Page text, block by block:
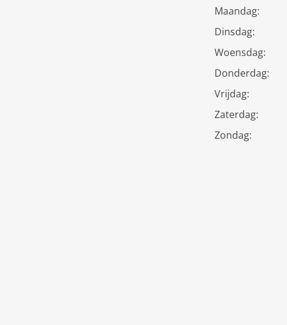
Maandag:
Dinsdag:
Woensdag:
Donderdag:
Vrijdag:
Zaterdag:
Zondag: